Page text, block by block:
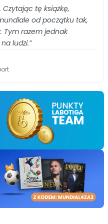
tę książkę,
od początku tak,
Tym razem jednak
ludzi.”